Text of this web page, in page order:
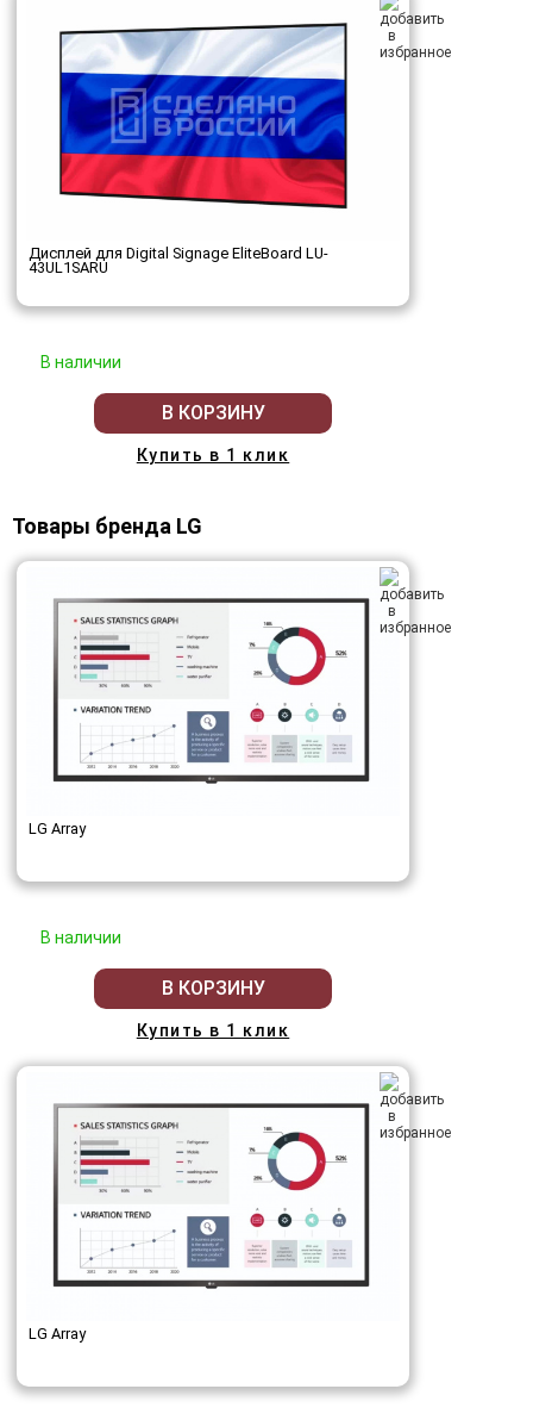
Дисплей для Digital Signage EliteBoard LU-
43UL1SARU
В наличии
В КОРЗИНУ
Купить в 1 клик
Товары бренда LG
LG Array
В наличии
В КОРЗИНУ
Купить в 1 клик
LG Array